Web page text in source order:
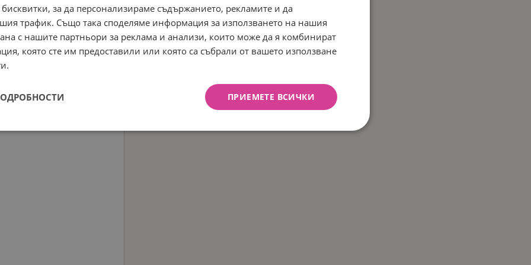
за да персонализираме съдържанието, рекламите и да
трафик. Също така споделяме информация за използването на нашия
с нашите партньори за реклама и анализи, които може да я комбинират
която сте им предоставили или която са събрали от вашето използване
ПРИЕМЕТЕ ВСИЧКИ